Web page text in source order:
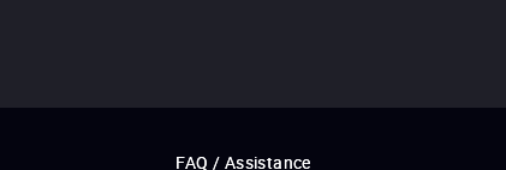
FAQ / Assistance